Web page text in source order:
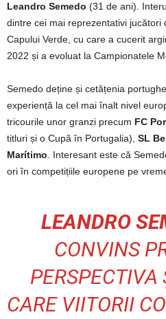
Leandro Semedo (31 de ani).
dintre cei mai reprezentativi jucători
Capului Verde, cu care a cucerit
2022 și a evoluat la Campionatele
Semedo deține și cetățenia
experiență la cel mai înalt nivel
tricourile unor granzi precum FC
titluri și o Cupă în Portugalia), SL
Marítimo. Interesant este că
ori în competițiile europene pe
LEANDRO
CONVINS
CARE VIITORII